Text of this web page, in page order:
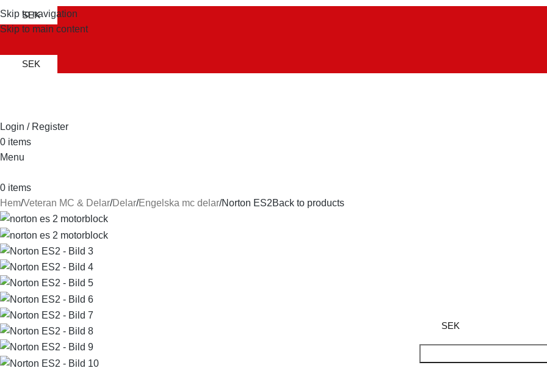
Skip to navigation
Skip to main content
SEK
SEK
Login / Register
0 items
Menu
0 items
Hem Veteran MC & Delar Delar Engelska mc delar Norton ES2Back to products
SEK